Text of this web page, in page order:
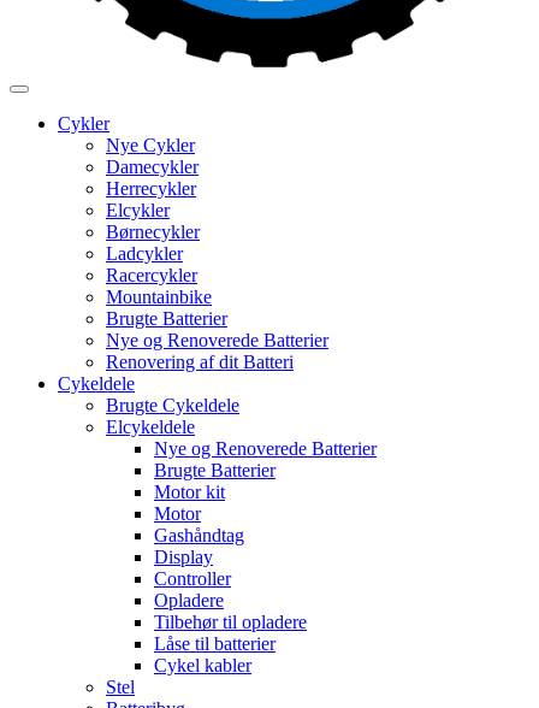
Cykler
Nye Cykler
Damecykler
Herrecykler
Elcykler
Børnecykler
Ladcykler
Racercykler
Mountainbike
Brugte Batterier
Nye og Renoverede Batterier
Renovering af dit Batteri
Cykeldele
Brugte Cykeldele
Elcykeldele
Nye og Renoverede Batterier
Brugte Batterier
Motor kit
Motor
Gashåndtag
Display
Controller
Opladere
Tilbehør til opladere
Låse til batterier
Cykel kabler
Stel